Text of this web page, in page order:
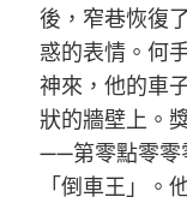
後，窄巷恢復
惑的表情。何
神來，他的車
狀的牆壁上。
——第零點零零
「倒車王」。